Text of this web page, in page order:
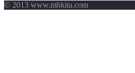
© 2013 www.mhkita.com